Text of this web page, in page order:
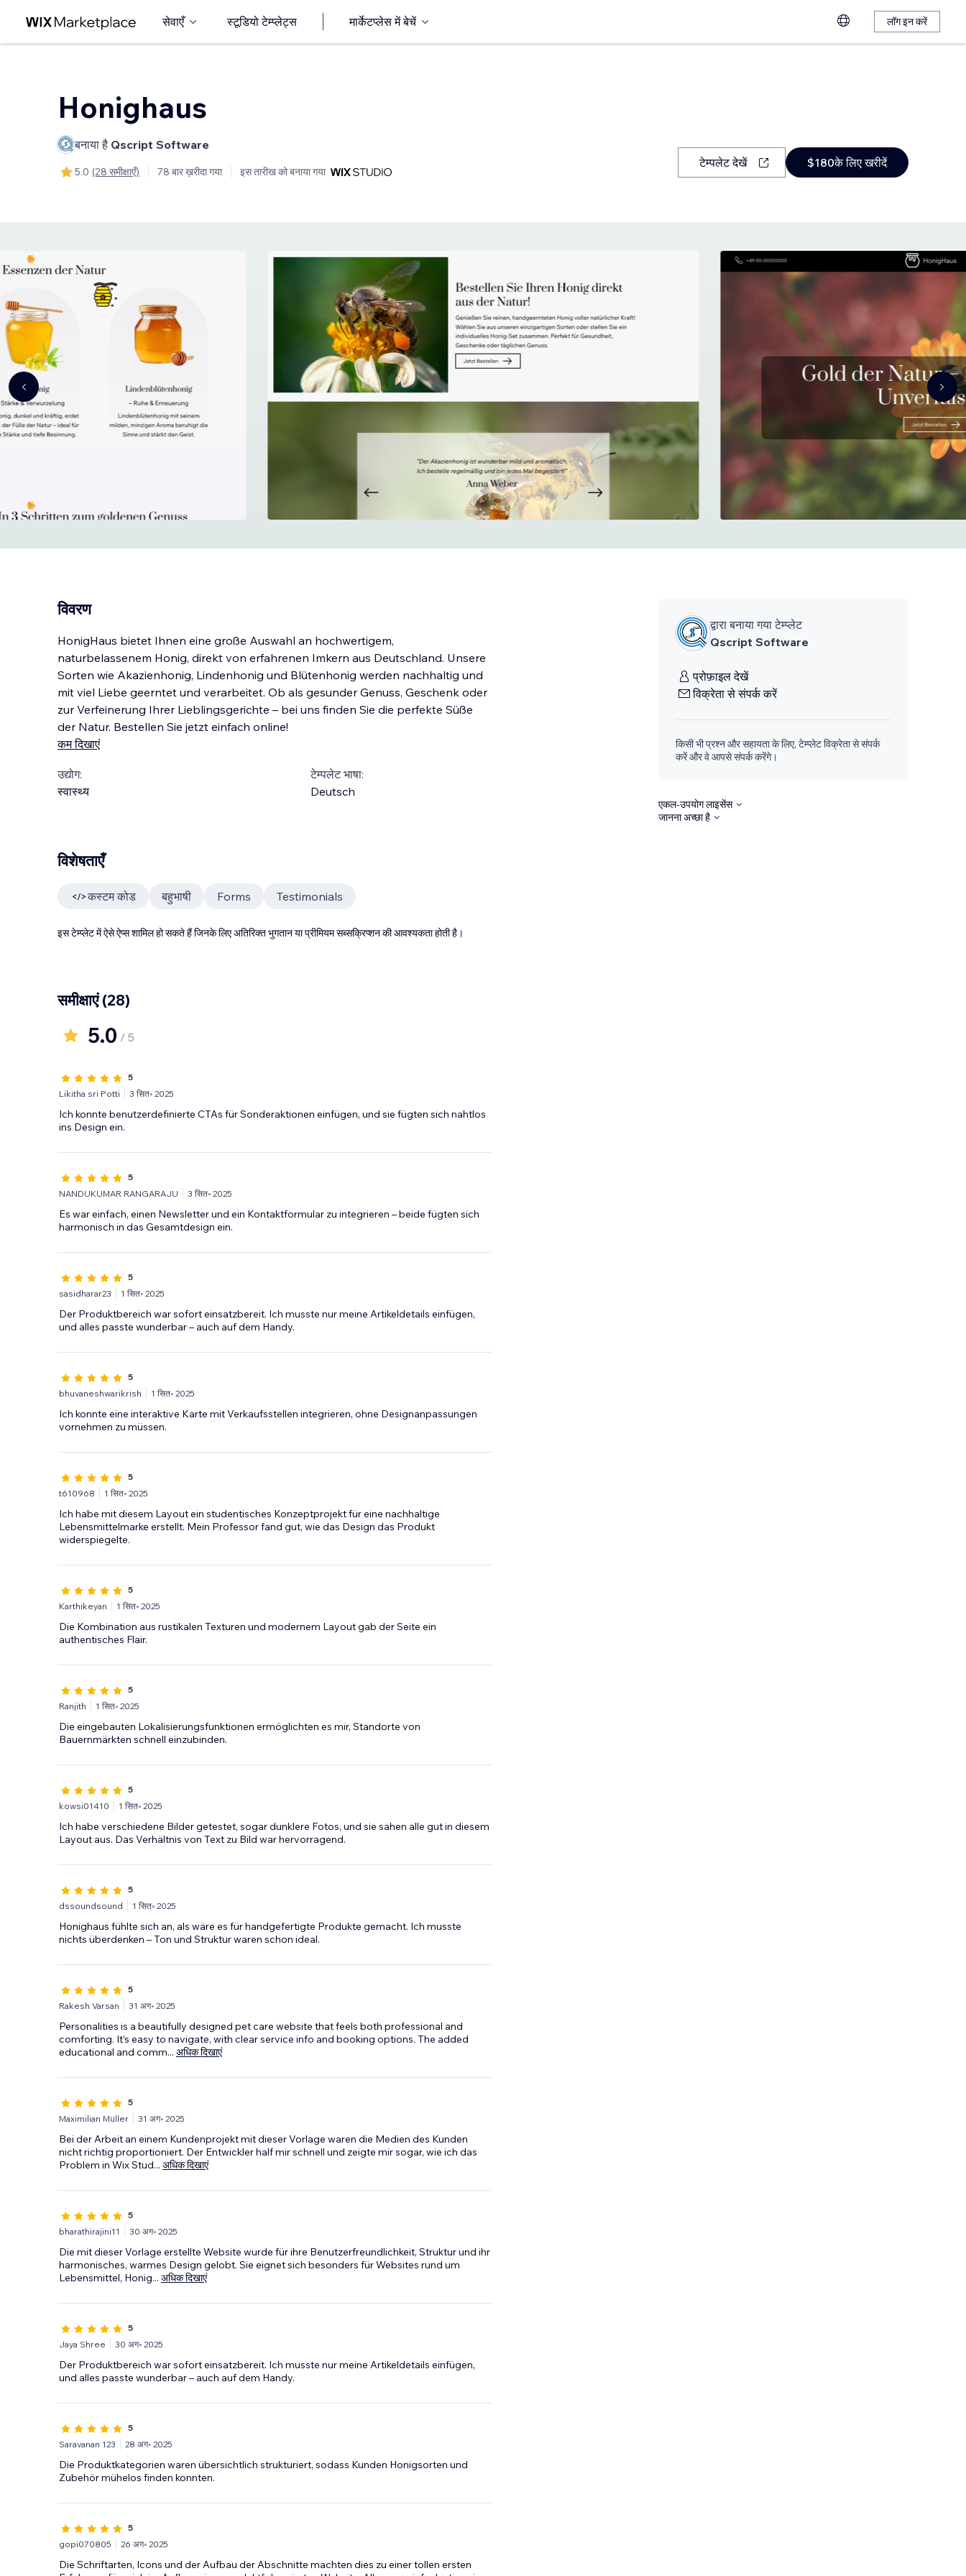
सेवाएँ स्टूडियो टेम्प्लेट्स मार्केटप्लेस में बेचें लॉग इन करें
Honighaus
बनाया है Qscript Software
5.0 (28 समीक्षाएँ) 78 बार ख़रीदा गया इस तारीख को बनाया गया
टेम्पलेट देखें $180के लिए खरीदें
विवरण
HonigHaus bietet Ihnen eine große Auswahl an hochwertigem,
naturbelassenem Honig, direkt von erfahrenen Imkern aus Deutschland. Unsere
Sorten wie Akazienhonig, Lindenhonig und Blütenhonig werden nachhaltig und
mit viel Liebe geerntet und verarbeitet. Ob als gesunder Genuss, Geschenk oder
zur Verfeinerung Ihrer Lieblingsgerichte – bei uns finden Sie die perfekte Süße
der Natur. Bestellen Sie jetzt einfach online!
कम दिखाएं
उद्योग:
स्वास्थ्य
टेम्पलेट भाषा:
Deutsch
द्वारा बनाया गया टेम्प्लेट
Qscript Software
प्रोफ़ाइल देखें
विक्रेता से संपर्क करें
किसी भी प्रश्न और सहायता के लिए, टेम्प्लेट विक्रेता से संपर्क
करें और वे आपसे संपर्क करेंगे।
एकल-उपयोग लाइसेंस
जानना अच्छा है
विशेषताएँ
कस्टम कोड बहुभाषी Forms Testimonials
इस टेम्प्लेट में ऐसे ऐप्स शामिल हो सकते हैं जिनके लिए अतिरिक्त भुगतान या प्रीमियम सब्सक्रिप्शन की आवश्यकता होती है।
समीक्षाएं(28)
5.0 / 5
5
Likitha sri Potti
3 सित॰ 2025
Ich konnte benutzerdefinierte CTAs für Sonderaktionen einfügen, und sie fügten sich nahtlos
ins Design ein.
5
NANDUKUMAR RANGARAJU
3 सित॰ 2025
Es war einfach, einen Newsletter und ein Kontaktformular zu integrieren – beide fügten sich
harmonisch in das Gesamtdesign ein.
5
sasidharar23
1 सित॰ 2025
Der Produktbereich war sofort einsatzbereit. Ich musste nur meine Artikeldetails einfügen,
und alles passte wunderbar – auch auf dem Handy.
5
bhuvaneshwarikrish
1 सित॰ 2025
Ich konnte eine interaktive Karte mit Verkaufsstellen integrieren, ohne Designanpassungen
vornehmen zu müssen.
5
t610968
1 सित॰ 2025
Ich habe mit diesem Layout ein studentisches Konzeptprojekt für eine nachhaltige
Lebensmittelmarke erstellt. Mein Professor fand gut, wie das Design das Produkt
widerspiegelte.
5
Karthikeyan
1 सित॰ 2025
Die Kombination aus rustikalen Texturen und modernem Layout gab der Seite ein
authentisches Flair.
5
Ranjith
1 सित॰ 2025
Die eingebauten Lokalisierungsfunktionen ermöglichten es mir, Standorte von
Bauernmärkten schnell einzubinden.
5
kowsi01410
1 सित॰ 2025
Ich habe verschiedene Bilder getestet, sogar dunklere Fotos, und sie sahen alle gut in diesem
Layout aus. Das Verhältnis von Text zu Bild war hervorragend.
5
dssoundsound
1 सित॰ 2025
Honighaus fühlte sich an, als wäre es für handgefertigte Produkte gemacht. Ich musste
nichts überdenken – Ton und Struktur waren schon ideal.
5
Rakesh Varsan
31 अग॰ 2025
Personalities is a beautifully designed pet care website that feels both professional and
comforting. It’s easy to navigate, with clear service info and booking options. The added
educational and comm... अधिक दिखाएं
5
Maximilian Müller
31 अग॰ 2025
Bei der Arbeit an einem Kundenprojekt mit dieser Vorlage waren die Medien des Kunden
nicht richtig proportioniert. Der Entwickler half mir schnell und zeigte mir sogar, wie ich das
Problem in Wix Stud... अधिक दिखाएं
5
bharathirajini11
30 अग॰ 2025
Die mit dieser Vorlage erstellte Website wurde für ihre Benutzerfreundlichkeit, Struktur und ihr
harmonisches, warmes Design gelobt. Sie eignet sich besonders für Websites rund um
Lebensmittel, Honig... अधिक दिखाएं
5
Jaya Shree
30 अग॰ 2025
Der Produktbereich war sofort einsatzbereit. Ich musste nur meine Artikeldetails einfügen,
und alles passte wunderbar – auch auf dem Handy.
5
Saravanan 123
28 अग॰ 2025
Die Produktkategorien waren übersichtlich strukturiert, sodass Kunden Honigsorten und
Zubehör mühelos finden konnten.
5
gopi070805
26 अग॰ 2025
Die Schriftarten, Icons und der Aufbau der Abschnitte machten dies zu einer tollen ersten